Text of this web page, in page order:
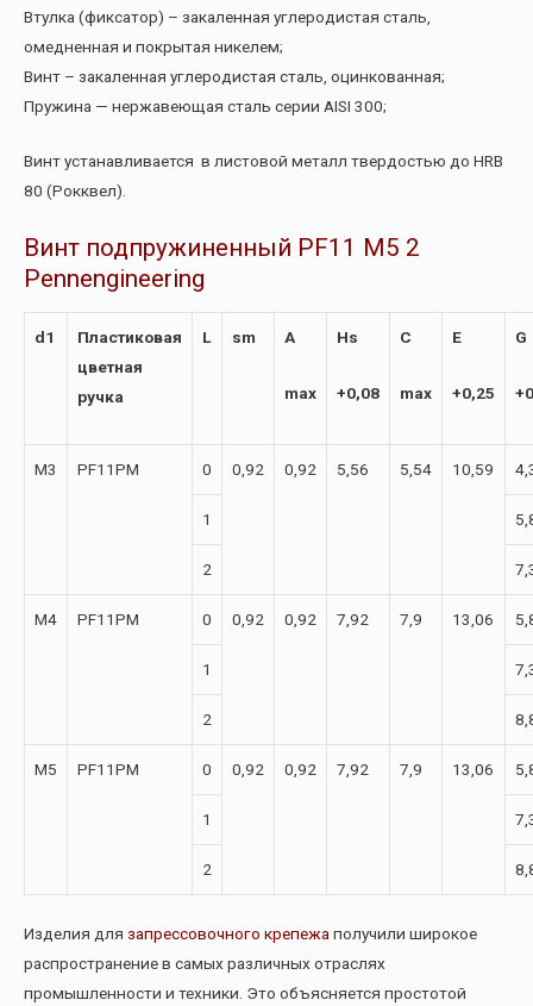
Втулка (фиксатор) – закаленная углеродистая сталь,
омедненная и покрытая никелем;
Винт – закаленная углеродистая сталь, оцинкованная;
Пружина — нержавеющая сталь серии AISI 300;
Винт устанавливается в листовой металл твердостью до HRB
80 (Рокквел).
Винт подпружиненный PF11 M5 2
Pennengineering
d1
Пластиковая
цветная
ручка
L sm A
max
Hs
+0,08
C
max
E
+0,25
G
М3 PF11PM 0 0,92 0,92 5,56 5,54 10,59
1
2
М4 PF11PM 0 0,92 0,92 7,92 7,9 13,06
1
2
М5 PF11PM 0 0,92 0,92 7,92 7,9 13,06
1
2
Изделия для запрессовочного крепежаполучили широкое
распространение в самых различных отраслях
промышленности и техники. Это объясняется простотой